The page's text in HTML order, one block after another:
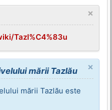
×
Tazl%C4%83u
×
mării Tazlău
mării Tazlău este